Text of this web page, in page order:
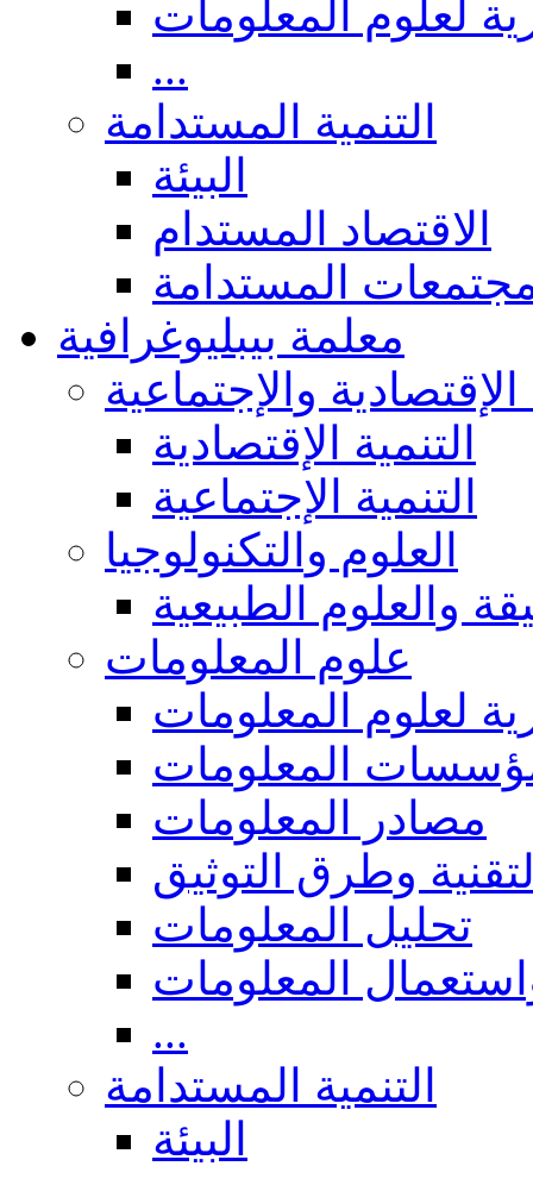
لعلوم المعلومات
...
التنمية المستدامة
البيئة
الاقتصاد المستدام
المستدامة
معلمة بيبليوغرافية
الإقتصادية والإجتماعية
التنمية الإقتصادية
التنمية الإجتماعية
العلوم والتكنولوجيا
والعلوم الطبيعية
علوم المعلومات
لعلوم المعلومات
المعلومات
مصادر المعلومات
وطرق التوثيق
تحليل المعلومات
المعلومات
...
التنمية المستدامة
البيئة